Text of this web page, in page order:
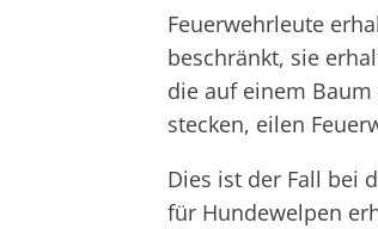
Feuerwehrleute
beschränkt, sie
die auf einem
stecken, eilen
Dies ist der Fall bei
für Hundewelpen